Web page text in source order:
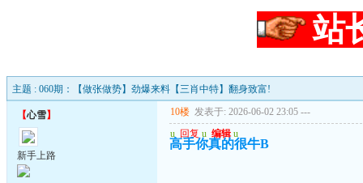
站
主题 : 060期：【做张做势】劲爆来料【三肖中特】翻身致富!
【心雪】
新手上路
10楼 发表于: 2026-06-02 23:05 ---
u 回复 u 编辑 u
高手你真的很牛B